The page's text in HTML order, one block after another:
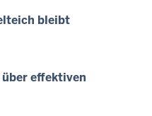
bleibt
effektiven